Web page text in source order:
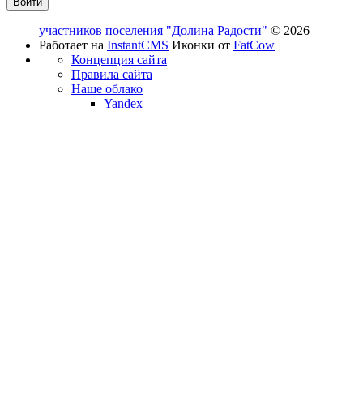
участников поселения "Долина Радости" © 2026
Работает на InstantCMS Иконки от FatCow
Концепция сайта
Правила сайта
Наше облако
Yandex